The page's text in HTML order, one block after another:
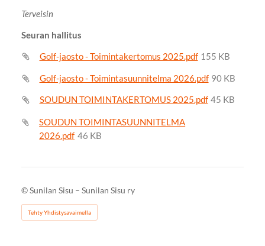
Terveisin
Seuran hallitus
Golf-jaosto - Toimintakertomus 2025.pdf 155 KB
Golf-jaosto - Toimintasuunnitelma 2026.pdf 90 KB
SOUDUN TOIMINTAKERTOMUS 2025.pdf 45 KB
SOUDUN TOIMINTASUUNNITELMA
2026.pdf 46 KB
©Sunilan Sisu – Sunilan Sisu ry
Tehty Yhdistysavaimella